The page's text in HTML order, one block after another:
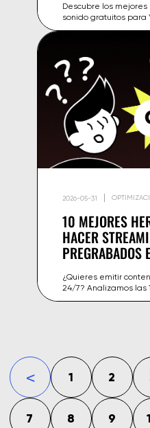
Descubre los
sonido gratuitos para
vídeos —
2026-05-31
10 MEJORES
HACER
¿Quieres emitir
24/7? Analizamos las
de streaming en
1 2
7 8 9